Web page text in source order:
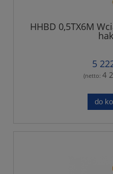
HHBD 0,5TX6M
5
(netto: 4
do